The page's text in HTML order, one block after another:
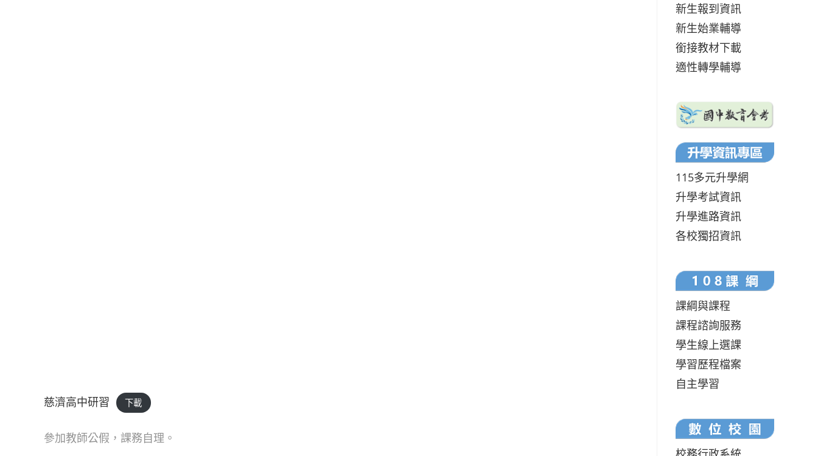
慈濟高中研習 下載
參加教師公假，課務自理。
新生報到資訊
新生始業輔導
銜接教材下載
適性轉學輔導
115多元升學網
升學考試資訊
升學進路資訊
各校獨招資訊
課綱與課程
課程諮詢服務
學生線上選課
學習歷程檔案
自主學習